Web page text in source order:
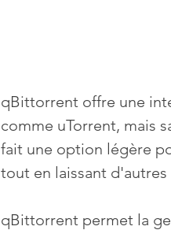
qBittorrent offre une
comme uTorrent, mais
fait une option légère
tout en laissant
qBittorrent permet la